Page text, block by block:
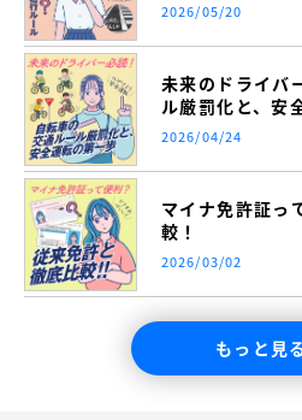
2026/05/20
未来のドライバ
ル厳罰化と、安
2026/04/24
マイナ免許証っ
較！
2026/03/02
もっと見